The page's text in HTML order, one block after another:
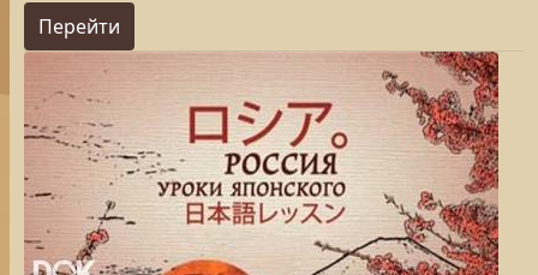
Перейти